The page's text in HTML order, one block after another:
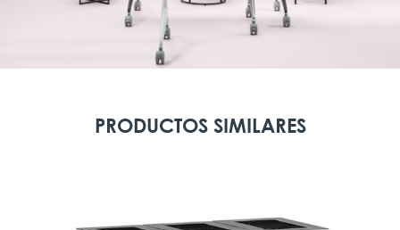
PRODUCTOS SIMILARES